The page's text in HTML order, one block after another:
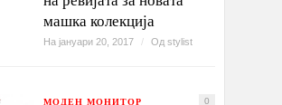
машка колекција
На јануари 20, 2017 / Од stylist
МОДЕН МОНИТОР 0